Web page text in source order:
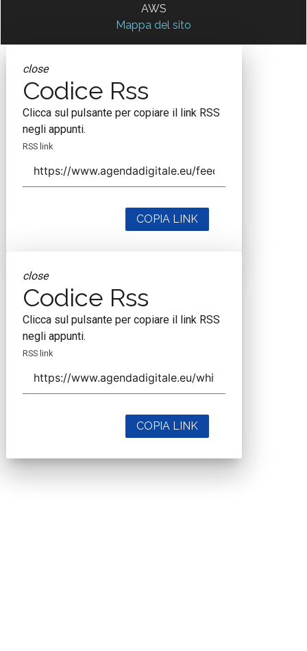
AWS
Mappa del sito
close
Codice Rss
Clicca sul pulsante per copiare il link RSS
negli appunti.
RSS link
COPIA LINK
close
Codice Rss
Clicca sul pulsante per copiare il link RSS
negli appunti.
RSS link
COPIA LINK